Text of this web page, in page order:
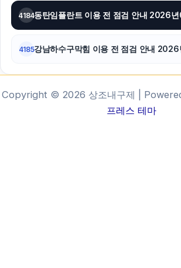
4184동탄임플란트 이용 전 점검 안내 2026
4185강남하수구막힘 이용 전 점검 안내
Copyright © 2026 상조내구제 |
프레스 테마